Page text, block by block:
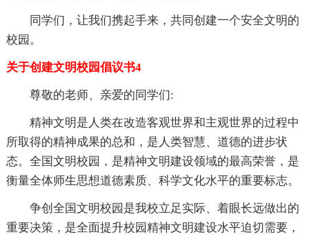
同学们，让我们携起手来，共同创建一个安全文明的
校园。
关于创建文明校园倡议书4
尊敬的老师、亲爱的同学们:
精神文明是人类在改造客观世界和主观世界的过程中
所取得的精神成果的总和，是人类智慧、道德的进步状
态。全国文明校园，是精神文明建设领域的最高荣誉，是
衡量全体师生思想道德素质、科学文化水平的重要标志。
争创全国文明校园是我校立足实际、着眼长远做出的
重要决策，是全面提升校园精神文明建设水平迫切需要，